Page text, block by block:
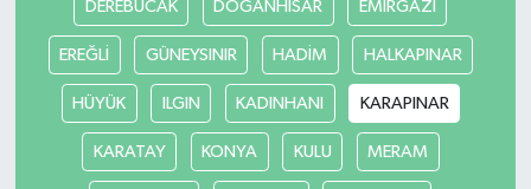
DEREBUCAK DOĞANHİSAR EMİRGAZİ
EREĞLİ GÜNEYSINIR HADİM HALKAPINAR
HÜYÜK ILGIN KADINHANI KARAPINAR
KARATAY KONYA KULU MERAM